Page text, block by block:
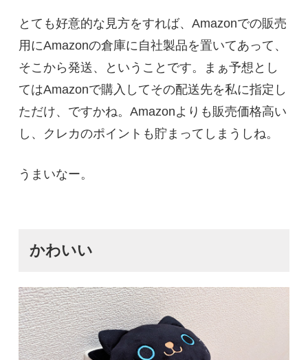
とても好意的な見方をすれば、Amazonでの販売
用にAmazonの倉庫に自社製品を置いてあって、
そこから発送、ということです。まぁ予想とし
てはAmazonで購入してその配送先を私に指定し
ただけ、ですかね。Amazonよりも販売価格高い
し、クレカのポイントも貯まってしまうしね。
うまいなー。
かわいい